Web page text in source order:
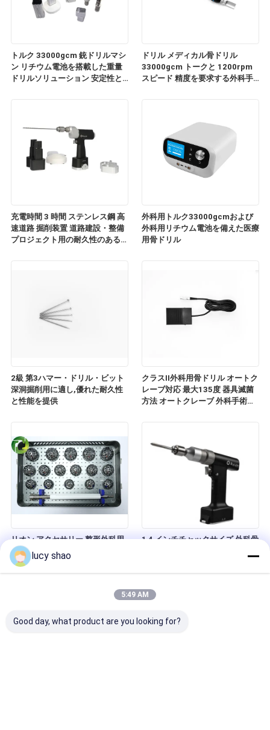
トルク 33000gcm 銃ドリルマシ
ン リチウム電池を搭載した重量
ドリルソリューション 安定性と
ドリル メディカル骨ドリル
33000gcm トークと 1200rpm
スピード 精度を要求する外科手
充電時間 3 時間 ステンレス鋼 高
速道路 掘削装置 道路建設・整備
プロジェクト用の耐久性のある機
外科用トルク33000gcmおよび
外科用リチウム電池を備えた医療
用骨ドリル
2級 第3ハマー・ドリル・ビット
深洞掘削用に適し,優れた耐久性
と性能を提供
クラスII外科用骨ドリル オートク
レーブ対応 最大135度 器具滅菌
方法 オートクレーブ 外科手術用
リオン アクセサリー 整形外科用
ドリル ABCD-123 整形外科医の
ために設計され,外科機器を必要
とします
1 4 インチチャックサイズ 外科骨
機器
lucy shao
5:49 AM
Good day, what product are you looking for?